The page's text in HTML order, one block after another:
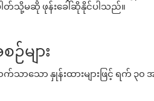
ါတ်သို့မဆို ဖုန်းခေါ်ဆိုနိုင်ပါသည်။
များ
သာသော နှုန်းထားများဖြင့် ရက်